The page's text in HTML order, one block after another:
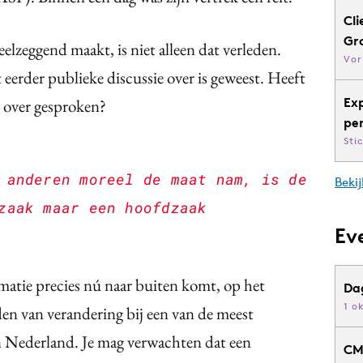
maakt, is niet alleen dat verleden.
publieke discussie over is geweest. Heeft
gesproken?
moreel de maat nam, is de
maar een hoofdzaak
precies nú naar buiten komt, op het
van verandering bij een van de meest
Je mag verwachten dat een
1